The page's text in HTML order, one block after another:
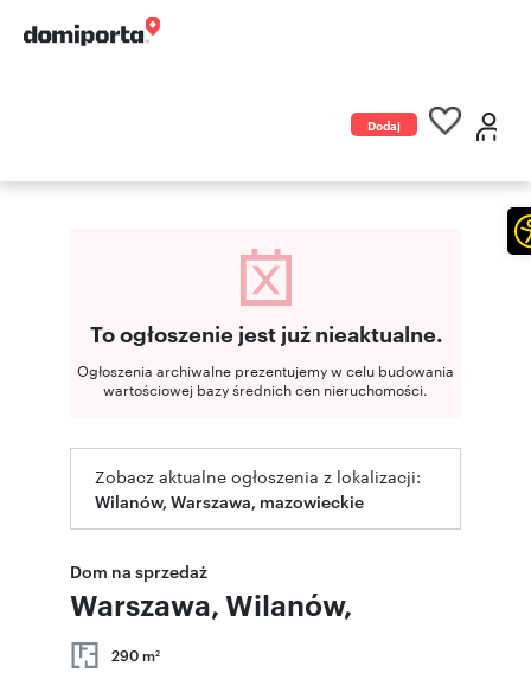
Dodaj
To ogłoszenie jest już nieaktualne.
Ogłoszenia archiwalne prezentujemy w celu budowania
wartościowej bazy średnich cen nieruchomości.
Zobacz aktualne ogłoszenia z lokalizacji:
Wilanów, Warszawa, mazowieckie
Dom na sprzedaż
Warszawa, Wilanów,
290 m2